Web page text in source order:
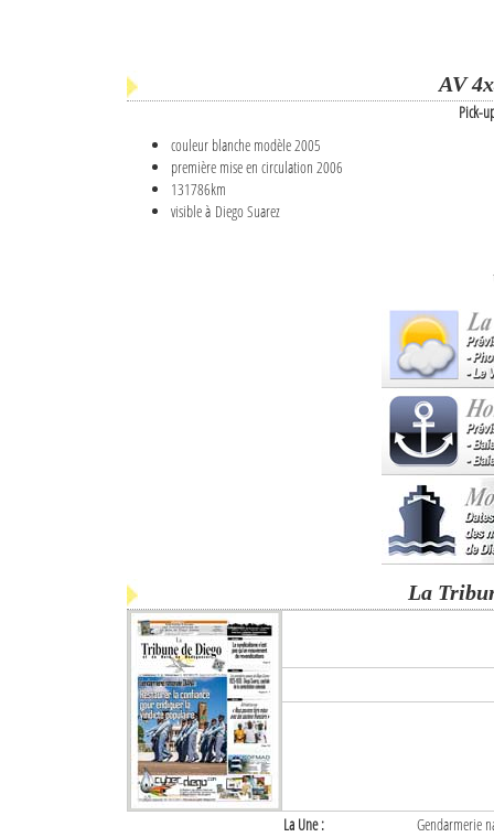
AV
Pick-
couleur blanche modèle 2005
première mise en circulation 2006
131786km
visible à Diego Suarez
La
La Une :
Gendarmerie